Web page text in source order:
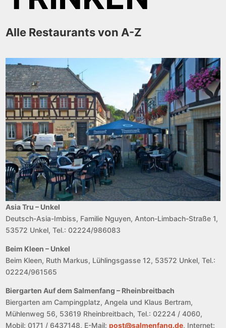
Alle Restaurants von A-Z
Asia Tru – Unkel
Deutsch-Asia-Imbiss, Familie Nguyen, Anton-Limbach-Straße 1,
53572 Unkel, Tel.: 02224/986083
Beim Kleen – Unkel
Beim Kleen, Ruth Markus, Lühlingsgasse 12, 53572 Unkel, Tel.:
02224/961565
Biergarten Auf dem Salmenfang – Rheinbreitbach
Biergarten am Campingplatz, Angela und Klaus Bertram,
Mühlenweg 56, 53619 Rheinbreitbach, Tel.: 02224 / 4060,
Mobil: 0171 / 6437148, E-Mail:post@salmenfang.de, Internet: